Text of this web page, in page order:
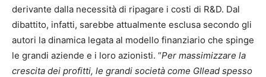
derivante dalla necessità di ripagare i costi di R&D. Dal
dibattito, infatti, sarebbe attualmente esclusa secondo gli
autori la dinamica legata al modello finanziario che spinge
le grandi aziende e i loro azionisti. “Per massimizzare la
crescita dei profitti, le grandi società come GIlead spesso